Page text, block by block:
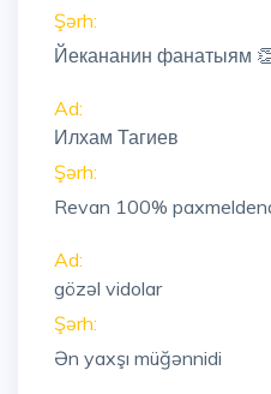
Şərh:
Йекананин фанатыям
Ad:
Илхам Тагиев
Şərh:
Revan 100%
Ad:
gözəl vidolar
Şərh:
Ən yaxşı müğənnidi